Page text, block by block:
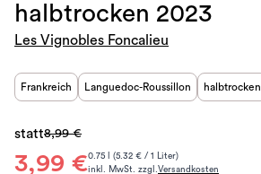
halbtrocken 2023
Les Vignobles Foncalieu
Frankreich Languedoc-Roussillon halbtrocken
3,99 €
statt8,99 €
0.75 l (5.32 € / 1 Liter)
inkl. MwSt. zzgl.Versandkosten